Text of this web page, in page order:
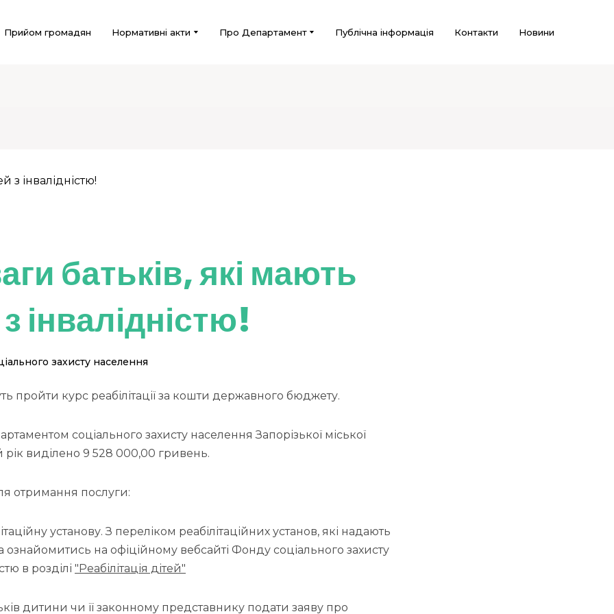
Прийом громадян Нормативні акти Про Департамент Публічна інформація Контакти Новини
батьків, які мають
інвалідністю!
захисту населення
пройти курс реабілітації за кошти державного бюджету.
соціального захисту населення Запорізької міської
виділено 9 528 000,00 гривень.
отримання послуги:
установу. З переліком реабілітаційних установ, які надають
на офіційному вебсайті Фонду соціального захисту
в розділі "Реабілітація дітей"
дитини чи її законному представнику подати заяву про